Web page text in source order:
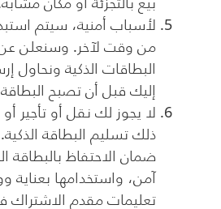
لأسباب أمنية، سيتم
من وقت لآخر. وسنعلن
البطاقات الذكية ونحاول
إليك قبل أن تصبح
لا يجوز لك نقل أو تأجير
ذلك تسليم البطاقة
ضمان الاحتفاظ بالبطاقة
آمن، واستخدامها بعناية
تعليمات مقدم الاشتراك